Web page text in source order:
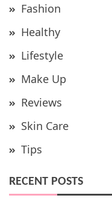
Fashion
Healthy
Lifestyle
Make Up
Reviews
Skin Care
Tips
RECENT POSTS